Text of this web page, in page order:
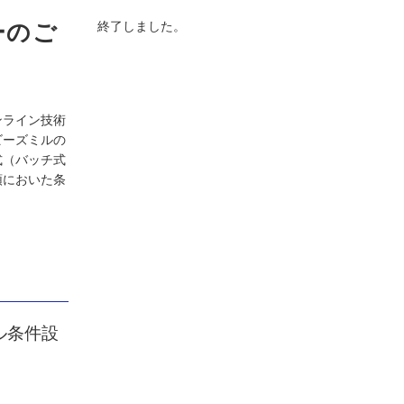
のご
イン技術
ズミルの
バッチ式
おいた条
条件設
終了しました。